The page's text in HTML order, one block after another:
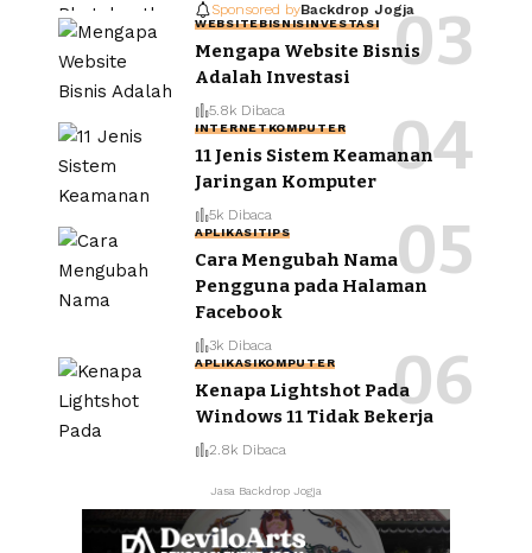
Sponsored byBackdrop Jogja
WEBSITEBISNISINVESTASI
Mengapa Website Bisnis
Adalah Investasi
5.8k Dibaca
INTERNETKOMPUTER
11 Jenis Sistem Keamanan
Jaringan Komputer
5k Dibaca
APLIKASITIPS
Cara Mengubah Nama
Pengguna pada Halaman
Facebook
3k Dibaca
APLIKASIKOMPUTER
Kenapa Lightshot Pada
Windows 11 Tidak Bekerja
2.8k Dibaca
Jasa Backdrop Jogja